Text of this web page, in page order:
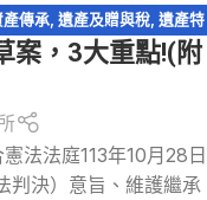
產傳承, 遺產及贈與稅, 遺產特
請求權
案，3大重點!(附
法法庭113年10月28日
判決）意旨、維護繼承